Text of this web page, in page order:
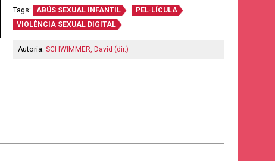
Tags: ABÚS SEXUAL INFANTIL
PEL·LÍCULA
VIOLÈNCIA SEXUAL DIGITAL
Autoria: SCHWIMMER, David (dir.)